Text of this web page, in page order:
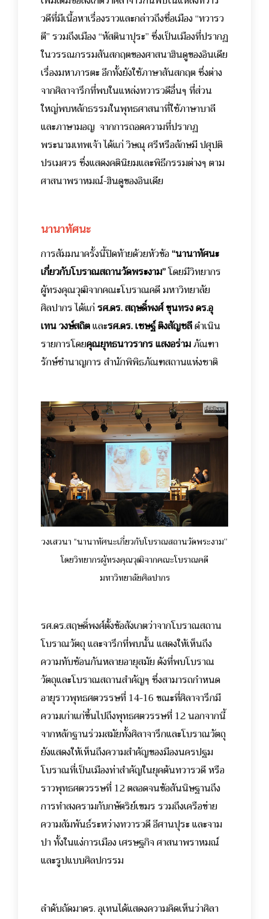
วดีที่มีเนื้อหาเรื่องราวและกล่าวถึงชื่อเมือง “ทวารว
ตี” รวมถึงเมือง “หัสตินาปุระ” ซึ่งเป็นเมืองที่ปรากฏ
ในวรรณกรรมสันสกฤตของศาสนาฮินดูของอินเดีย
เรื่องมหาภารตะ อีกทั้งยังใช้ภาษาสันสกฤต ซึ่งต่าง
จากศิลาจารึกที่พบในแหล่งทวารวดีอื่นๆ ที่ส่วน
ใหญ่พบหลักธรรมในพุทธศาสนาที่ใช้ภาษาบาลี
และภาษามอญ จากการถอดความที่ปรากฏ
พระนามเทพเจ้า ได้แก่ วิษณุ ศรีหรือลักษมี ปศุปติ
ปรเมศวร ซึ่งแสดงคตินิยมและพิธีกรรมต่างๆ ตาม
ศาสนาพราหมณ์-ฮินดูของอินเดีย
นานาทัศนะ
การสัมมนาครั้งนี้ปิดท้ายด้วยหัวข้อ“นานาทัศนะ
เกี่ยวกับโบราณสถานวัดพระงาม”โดยมีวิทยากร
ผู้ทรงคุณวุฒิจากคณะโบราณคดี มหาวิทยาลัย
ศิลปากรได้แก่รศ.ดร. สฤษดิ์พงศ์ ขุนทรง ดร.อุ
เทน วงษ์สถิตและรศ.ดร. เชษฐ์ ติงสัญชลีดำเนิน
รายการโดยคุณยุทธนาวรากร แสงอร่ามภัณฑา
รักษ์ชำนาญการ สำนักพิพิธภัณฑสถานแห่งชาติ
วงเสวนา “นานาทัศนะเกี่ยวกับโบราณสถานวัดพระงาม”
โดยวิทยากรผู้ทรงคุณวุฒิจากคณะโบราณคดี
มหาวิทยาลัยศิลปากร
รศ.ดร.สฤษดิ์พงศ์ตั้งข้อสังเกตว่าจากโบราณสถาน
โบราณวัตถุ และจารึกที่พบนั้น แสดงให้เห็นถึง
ความทับซ้อนกันหลายอายุสมัย ดังที่พบโบราณ
วัตถุและโบราณสถานสำคัญๆ ซึ่งสามารถกำหนด
อายุราวพุทธศตวรรษที่ 14-16 ขณะที่ศิลาจารึกมี
ความเก่าแก่ขึ้นไปถึงพุทธศตวรรษที่ 12 นอกจากนี้
จากหลักฐานร่วมสมัยทั้งศิลาจารึกและโบราณวัตถุ
ยังแสดงให้เห็นถึงความสำคัญของมืองนครปฐม
โบราณที่เป็นเมืองท่าสำคัญในยุคต้นทวารวดี หรือ
ราวพุทธศตวรรษที่ 12ตลอดจนข้อสันนิษฐานถึง
การทำสงครามกับกษัตริย์เขมร รวมถึงเครือข่าย
ความสัมพันธ์ระหว่างทวารวดี อีศานปุระ และจาม
ปา ทั้งในแง่การเมือง เศรษฐกิจ ศาสนาพราหมณ์
และรูปแบบศิลปกรรม
ลำดับถัดมาดร. อุเทนได้แสดงความคิดเห็นว่าศิลา